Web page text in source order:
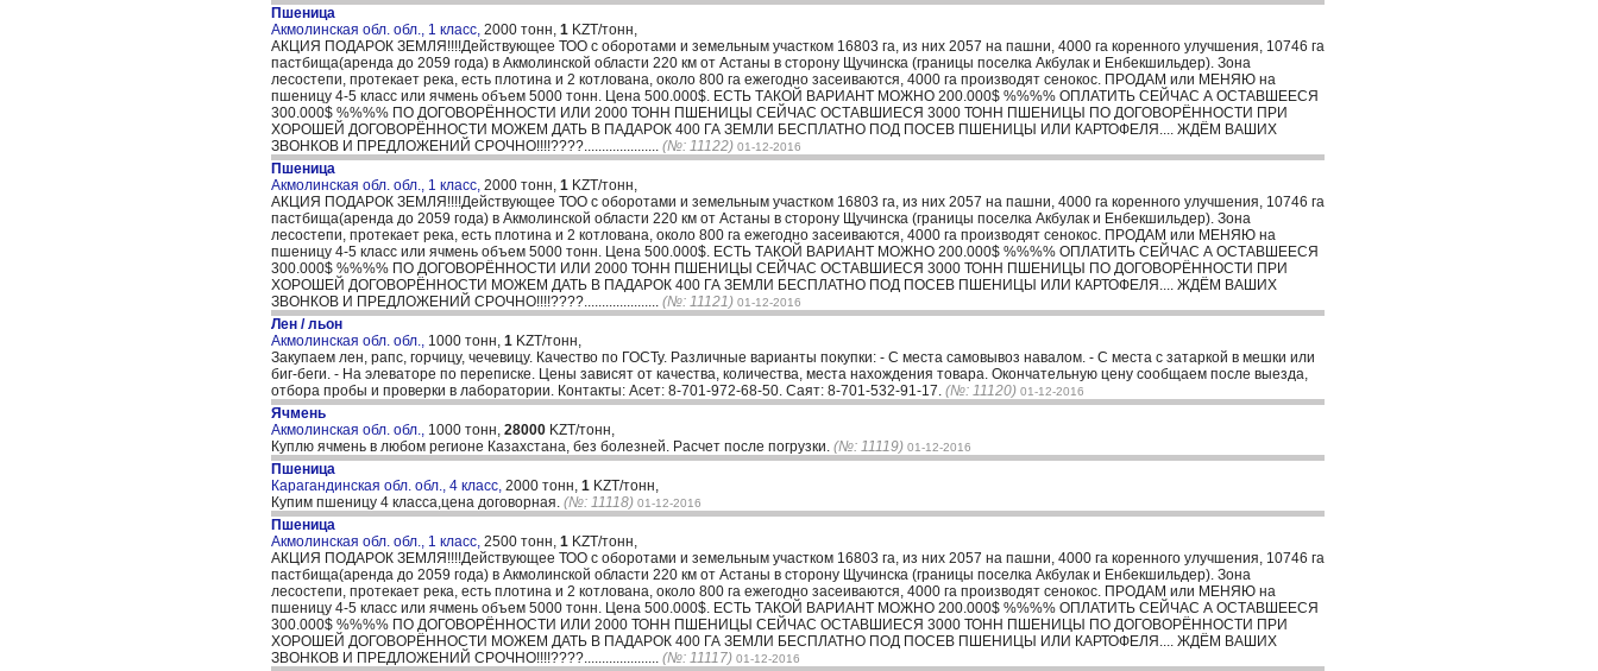
Пшеница
Акмолинская обл. обл., 1 класс, 2000 тонн, 1 KZT/тонн,
АКЦИЯ ПОДАРОК ЗЕМЛЯ!!!!Действующее ТОО с оборотами и земельным участком 16803 га, из них 2057 на пашни, 4000 га коренного улучшения, 10746 га
пастбища(аренда до 2059 года) в Акмолинской области 220 км от Астаны в сторону Щучинска (границы поселка Акбулак и Енбекшильдер). Зона
лесостепи, протекает река, есть плотина и 2 котлована, около 800 га ежегодно засеиваются, 4000 га производят сенокос. ПРОДАМ или МЕНЯЮ на
пшеницу 4-5 класс или ячмень объем 5000 тонн. Цена 500.000$. ЕСТЬ ТАКОЙ ВАРИАНТ МОЖНО 200.000$ %%%% ОПЛАТИТЬ СЕЙЧАС А ОСТАВШЕЕСЯ
300.000$ %%%% ПО ДОГОВОРЁННОСТИ ИЛИ 2000 ТОНН ПШЕНИЦЫ СЕЙЧАС ОСТАВШИЕСЯ 3000 ТОНН ПШЕНИЦЫ ПО ДОГОВОРЁННОСТИ ПРИ
ХОРОШЕЙ ДОГОВОРЁННОСТИ МОЖЕМ ДАТЬ В ПАДАРОК 400 ГА ЗЕМЛИ БЕСПЛАТНО ПОД ПОСЕВ ПШЕНИЦЫ ИЛИ КАРТОФЕЛЯ.... ЖДЁМ ВАШИХ
ЗВОНКОВ И ПРЕДЛОЖЕНИЙ СРОЧНО!!!!????..................... (№: 11122) 01-12-2016
Пшеница
Акмолинская обл. обл., 1 класс, 2000 тонн, 1 KZT/тонн,
АКЦИЯ ПОДАРОК ЗЕМЛЯ!!!!Действующее ТОО с оборотами и земельным участком 16803 га, из них 2057 на пашни, 4000 га коренного улучшения, 10746 га
пастбища(аренда до 2059 года) в Акмолинской области 220 км от Астаны в сторону Щучинска (границы поселка Акбулак и Енбекшильдер). Зона
лесостепи, протекает река, есть плотина и 2 котлована, около 800 га ежегодно засеиваются, 4000 га производят сенокос. ПРОДАМ или МЕНЯЮ на
пшеницу 4-5 класс или ячмень объем 5000 тонн. Цена 500.000$. ЕСТЬ ТАКОЙ ВАРИАНТ МОЖНО 200.000$ %%%% ОПЛАТИТЬ СЕЙЧАС А ОСТАВШЕЕСЯ
300.000$ %%%% ПО ДОГОВОРЁННОСТИ ИЛИ 2000 ТОНН ПШЕНИЦЫ СЕЙЧАС ОСТАВШИЕСЯ 3000 ТОНН ПШЕНИЦЫ ПО ДОГОВОРЁННОСТИ ПРИ
ХОРОШЕЙ ДОГОВОРЁННОСТИ МОЖЕМ ДАТЬ В ПАДАРОК 400 ГА ЗЕМЛИ БЕСПЛАТНО ПОД ПОСЕВ ПШЕНИЦЫ ИЛИ КАРТОФЕЛЯ.... ЖДЁМ ВАШИХ
ЗВОНКОВ И ПРЕДЛОЖЕНИЙ СРОЧНО!!!!????..................... (№: 11121) 01-12-2016
Лен / льон
Акмолинская обл. обл., 1000 тонн, 1 KZT/тонн,
Закупаем лен, рапс, горчицу, чечевицу. Качество по ГОСТу. Различные варианты покупки: - С места самовывоз навалом. - С места с затаркой в мешки или
биг-беги. - На элеваторе по переписке. Цены зависят от качества, количества, места нахождения товара. Окончательную цену сообщаем после выезда,
отбора пробы и проверки в лаборатории. Контакты: Асет: 8-701-972-68-50. Саят: 8-701-532-91-17. (№: 11120) 01-12-2016
Ячмень
Акмолинская обл. обл., 1000 тонн, 28000 KZT/тонн,
Куплю ячмень в любом регионе Казахстана, без болезней. Расчет после погрузки. (№: 11119) 01-12-2016
Пшеница
Карагандинская обл. обл., 4 класс, 2000 тонн, 1 KZT/тонн,
Купим пшеницу 4 класса,цена договорная. (№: 11118) 01-12-2016
Пшеница
Акмолинская обл. обл., 1 класс, 2500 тонн, 1 KZT/тонн,
АКЦИЯ ПОДАРОК ЗЕМЛЯ!!!!Действующее ТОО с оборотами и земельным участком 16803 га, из них 2057 на пашни, 4000 га коренного улучшения, 10746 га
пастбища(аренда до 2059 года) в Акмолинской области 220 км от Астаны в сторону Щучинска (границы поселка Акбулак и Енбекшильдер). Зона
лесостепи, протекает река, есть плотина и 2 котлована, около 800 га ежегодно засеиваются, 4000 га производят сенокос. ПРОДАМ или МЕНЯЮ на
пшеницу 4-5 класс или ячмень объем 5000 тонн. Цена 500.000$. ЕСТЬ ТАКОЙ ВАРИАНТ МОЖНО 200.000$ %%%% ОПЛАТИТЬ СЕЙЧАС А ОСТАВШЕЕСЯ
300.000$ %%%% ПО ДОГОВОРЁННОСТИ ИЛИ 2000 ТОНН ПШЕНИЦЫ СЕЙЧАС ОСТАВШИЕСЯ 3000 ТОНН ПШЕНИЦЫ ПО ДОГОВОРЁННОСТИ ПРИ
ХОРОШЕЙ ДОГОВОРЁННОСТИ МОЖЕМ ДАТЬ В ПАДАРОК 400 ГА ЗЕМЛИ БЕСПЛАТНО ПОД ПОСЕВ ПШЕНИЦЫ ИЛИ КАРТОФЕЛЯ.... ЖДЁМ ВАШИХ
ЗВОНКОВ И ПРЕДЛОЖЕНИЙ СРОЧНО!!!!????..................... (№: 11117) 01-12-2016